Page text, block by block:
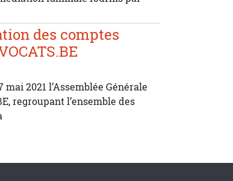
des comptes
mai 2021 l’Assemblée Générale
regroupant l’ensemble des